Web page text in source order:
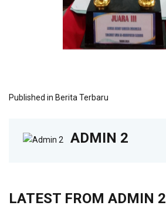
Published in Berita Terbaru
ADMIN 2
LATEST FROM ADMIN 2